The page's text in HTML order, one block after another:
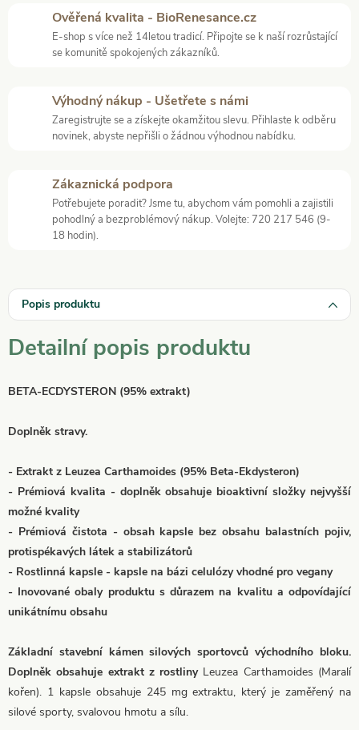
Ověřená kvalita - BioRenesance.cz
E-shop s více než 14letou tradicí. Připojte se k naší rozrůstající
se komunitě spokojených zákazníků.
Výhodný nákup - Ušetřete s námi
Zaregistrujte se a získejte okamžitou slevu. Přihlaste k odběru
novinek, abyste nepřišli o žádnou výhodnou nabídku.
Zákaznická podpora
Potřebujete poradit? Jsme tu, abychom vám pomohli a zajistili
pohodlný a bezproblémový nákup. Volejte: 720 217 546 (9-
18 hodin).
Popis produktu
Detailní popis produktu
BETA-ECDYSTERON (95% extrakt)
Doplněk stravy.
- Extrakt z Leuzea Carthamoides (95% Beta-Ekdysteron)
- Prémiová kvalita - doplněk obsahuje bioaktivní složky nejvyšší
možné kvality
- Prémiová čistota - obsah kapsle bez obsahu balastních pojiv,
protispékavých látek a stabilizátorů
- Rostlinná kapsle - kapsle na bázi celulózy vhodné pro vegany
- Inovované obaly produktu s důrazem na kvalitu a odpovídající
unikátnímu obsahu
Základní stavební kámen silových sportovců východního bloku.
Doplněk obsahuje extrakt z rostliny Leuzea Carthamoides (Maralí
kořen). 1 kapsle obsahuje 245 mg extraktu, který je zaměřený na
silové sporty, svalovou hmotu a sílu.